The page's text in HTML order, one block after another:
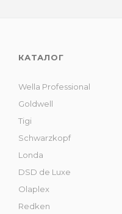
КАТАЛОГ
Wella Professional
Goldwell
Tigi
Schwarzkopf
Londa
DSD de Luxe
Olaplex
Redken